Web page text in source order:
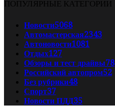
ПОПУЛЯРНЫЕ КАТЕГОРИИ
Новости5068
Автомастерская2343
Автоновости1081
Отдых127
Обзоры и тест драйвы78
Российский автопром52
Без рубрики48
Спорт37
Новости ПДД35